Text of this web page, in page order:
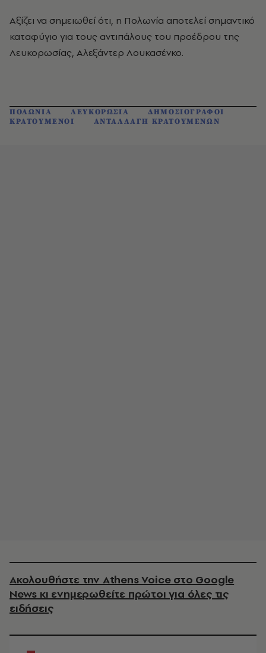
Αξίζει να σημειωθεί ότι, η Πολωνία αποτελεί σημαντικό
καταφύγιο για τους αντιπάλους του προέδρου της
Λευκορωσίας, Αλεξάντερ Λουκασένκο.
ΠΟΛΩΝΙΑ ΛΕΥΚΟΡΩΣΙΑ
ΔΗΜΟΣΙΟΓΡΑΦΟΙ
ΚΡΑΤΟΥΜΕΝΟΙ
ΑΝΤΑΛΛΑΓΗ ΚΡΑΤΟΥΜΕΝΩΝ
Ακολουθήστε την Athens Voice στο Google
News κι ενημερωθείτε πρώτοι για όλες τις
ειδήσεις